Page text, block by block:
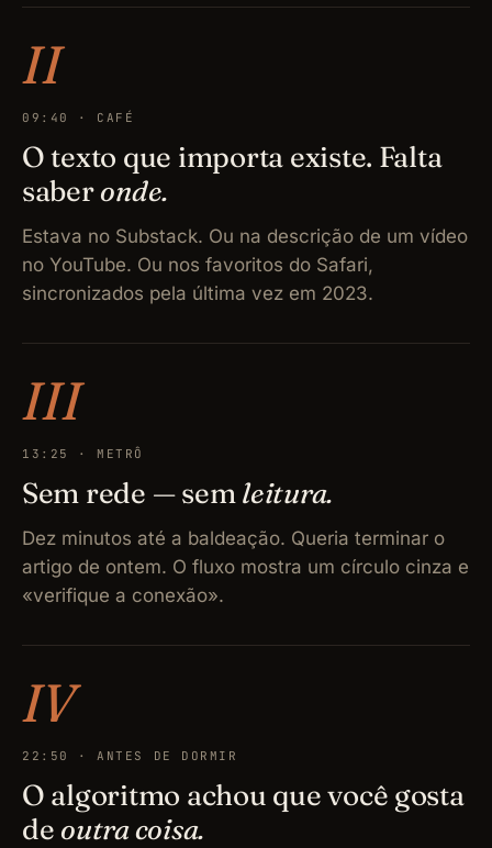
II
09:40 · CAFÉ
O texto que importa existe. Falta
saberonde.
Estava no Substack. Ou na descrição de um vídeo
no YouTube. Ou nos favoritos do Safari,
sincronizados pela última vez em 2023.
III
13:25 · METRÔ
Sem rede — semleitura.
Dez minutos até a baldeação. Queria terminar o
artigo de ontem. O fluxo mostra um círculo cinza e
«verifique a conexão».
IV
22:50 · ANTES DE DORMIR
O algoritmo achou que você gosta
de outra coisa.